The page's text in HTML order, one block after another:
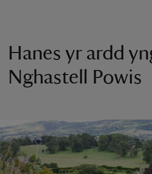
Hanes yr ardd
Nghastell Powis